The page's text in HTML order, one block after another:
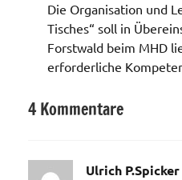
Die Organisation und
Tisches“ soll in
Forstwald beim MHD
erforderliche
4 Kommentare
Ulrich P.Spicker